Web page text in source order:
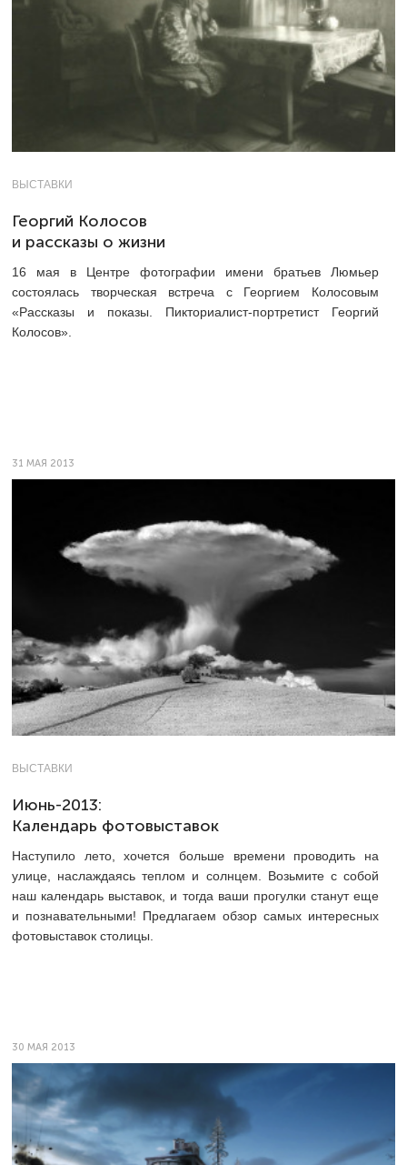
ВЫСТАВКИ
Георгий Колосов
и рассказы о жизни
16 мая в Центре фотографии имени братьев Люмьер
состоялась творческая встреча с Георгием Колосовым
«Рассказы и показы. Пикториалист-портретист Георгий
Колосов».
31 МАЯ 2013
ВЫСТАВКИ
Июнь-2013:
Календарь фотовыставок
Наступило лето, хочется больше времени проводить на
улице, наслаждаясь теплом и солнцем. Возьмите с собой
наш календарь выставок, и тогда ваши прогулки станут еще
и познавательными! Предлагаем обзор самых интересных
фотовыставок столицы.
30 МАЯ 2013